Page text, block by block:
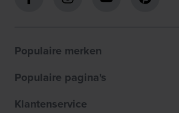
Populaire merken
Populaire pagina's
Klantenservice